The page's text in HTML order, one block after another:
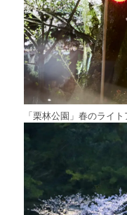
「栗林公園」春のライ